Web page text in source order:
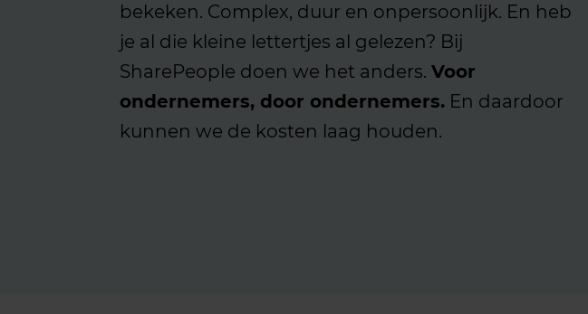
bekeken. Complex, duur en onpersoonlijk. En heb
je al die kleine lettertjes al gelezen? Bij
SharePeople doen we het anders. Voor
ondernemers, door ondernemers. En daardoor
kunnen we de kosten laag houden.